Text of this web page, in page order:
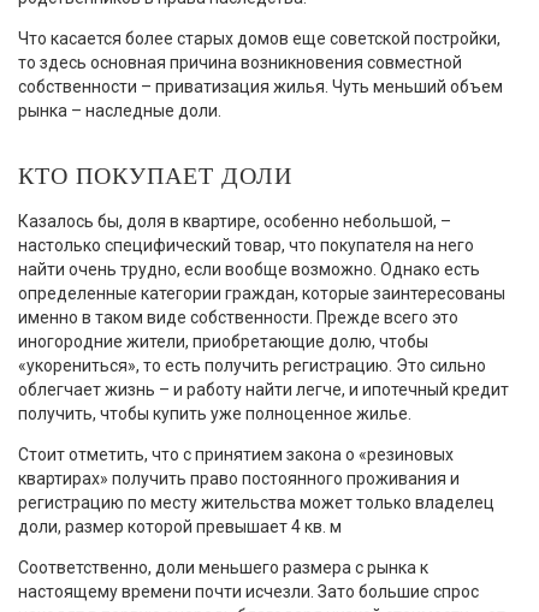
Что касается более старых домов еще советской постройки,
то здесь основная причина возникновения совместной
собственности – приватизация жилья. Чуть меньший объем
рынка – наследные доли.
КТО ПОКУПАЕТ ДОЛИ
Казалось бы, доля в квартире, особенно небольшой, –
настолько специфический товар, что покупателя на него
найти очень трудно, если вообще возможно. Однако есть
определенные категории граждан, которые заинтересованы
именно в таком виде собственности. Прежде всего это
иногородние жители, приобретающие долю, чтобы
«укорениться», то есть получить регистрацию. Это сильно
облегчает жизнь – и работу найти легче, и ипотечный кредит
получить, чтобы купить уже полноценное жилье.
Стоит отметить, что с принятием закона о «резиновых
квартирах» получить право постоянного проживания и
регистрацию по месту жительства может только владелец
доли, размер которой превышает 4 кв. м
Соответственно, доли меньшего размера с рынка к
настоящему времени почти исчезли. Зато большие спрос